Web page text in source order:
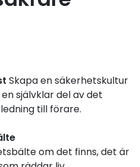
Skapa en säkerhetskultur
självklar del av det
till förare.
om det finns, det är